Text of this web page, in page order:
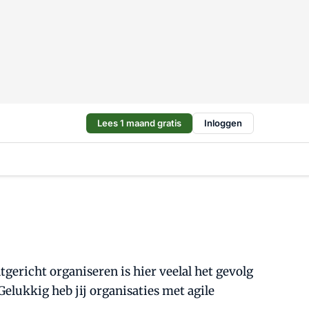
Lees 1 maand gratis Inloggen
organiseren is hier veelal het gevolg
heb jij organisaties met agile